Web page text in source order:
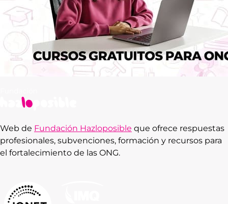
Web de Fundación Hazloposible que ofrece respuestas
profesionales, subvenciones, formación y recursos para
el fortalecimiento de las ONG.